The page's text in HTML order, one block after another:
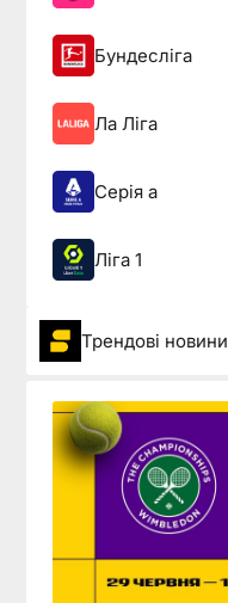
Бундесліга
Ла Ліга
Серія а
Ліга 1
Трендові новини